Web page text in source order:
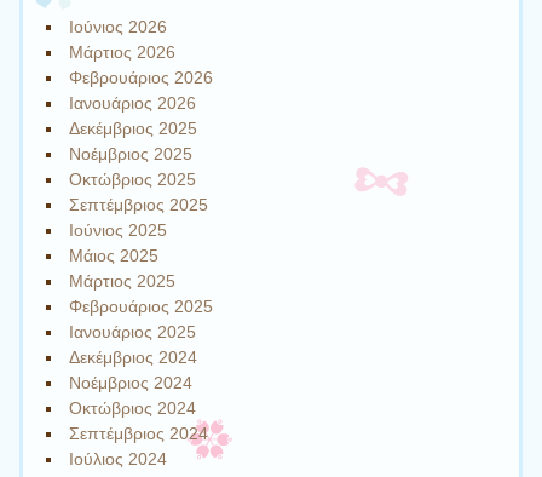
Ιούνιος 2026
Μάρτιος 2026
Φεβρουάριος 2026
Ιανουάριος 2026
Δεκέμβριος 2025
Νοέμβριος 2025
Οκτώβριος 2025
Σεπτέμβριος 2025
Ιούνιος 2025
Μάιος 2025
Μάρτιος 2025
Φεβρουάριος 2025
Ιανουάριος 2025
Δεκέμβριος 2024
Νοέμβριος 2024
Οκτώβριος 2024
Σεπτέμβριος 2024
Ιούλιος 2024